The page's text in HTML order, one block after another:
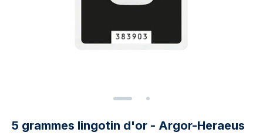
5 grammes lingotin d'or - Argor-Heraeus